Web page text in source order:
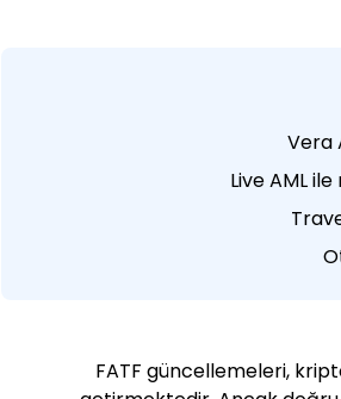
2024 FATF güncellemeleri,